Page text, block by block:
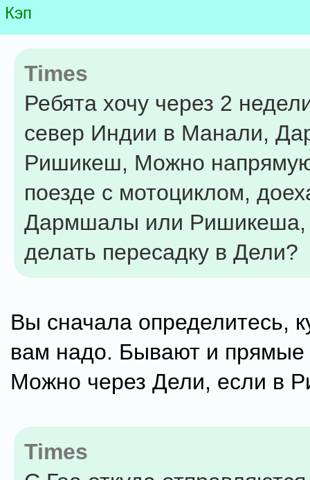
Кэп
Times
Ребята хочу через 2
север Индии в Манали,
Ришикеш, Можно
поезде с мотоциклом,
Дармшалы или Ришикеша,
делать пересадку в Дели?
Вы сначала определитесь,
вам надо. Бывают и прямые
Можно через Дели, если в
Times